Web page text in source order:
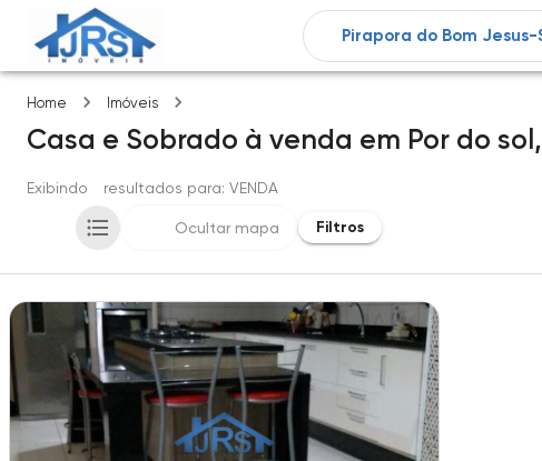
Home Imóveis
Casa e Sobrado à venda em Por do sol,
Exibindo resultados para: VENDA
Ocultar mapa Filtros